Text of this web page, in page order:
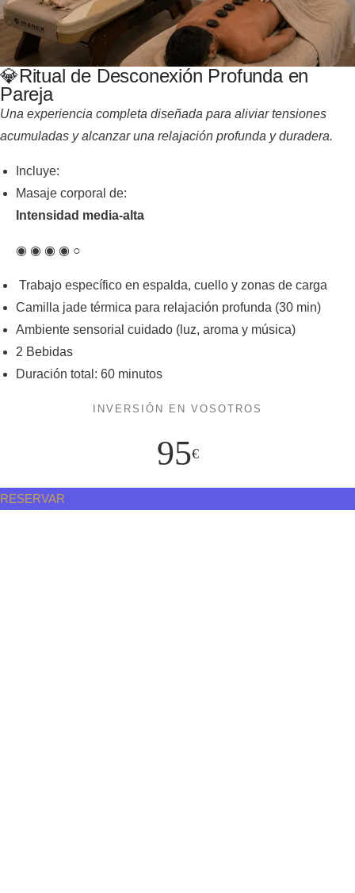
💎Ritual de Desconexión Profunda en
Pareja
Una experiencia completa diseñada para aliviar tensiones
acumuladas y alcanzar una relajación profunda y duradera.
Incluye:
Masaje corporal de:
Intensidad media-alta
◉ ◉ ◉ ◉ ○
Trabajo específico en espalda, cuello y zonas de carga
Camilla jade térmica para relajación profunda (30 min)
Ambiente sensorial cuidado (luz, aroma y música)
2 Bebidas
Duración total: 60 minutos
INVERSIÓN EN VOSOTROS
95€
RESERVAR